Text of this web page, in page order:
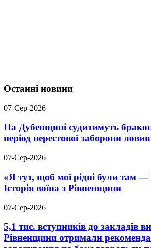
Останні новини
07-Сер-2026
На Дубенщині судитимуть
період нерестової заборони
07-Сер-2026
«Я тут, щоб мої рідні були там —
Історія воїна з Рівненщини
07-Сер-2026
5,1 тис. вступників до закладів
Рівненщини отримали